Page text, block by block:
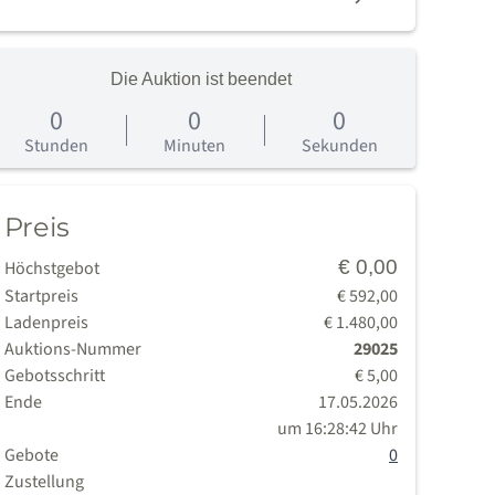
Die Auktion ist beendet
0
Stunden
0
Minuten
0
Sekunden
Preis
Höchstgebot € 0,00
Startpreis
€ 592,00
Ladenpreis
€ 1.480,00
Auktions-Nummer
29025
Gebotsschritt
€ 5,00
Ende
17.05.2026
um 16:28:42 Uhr
Gebote
0
Zustellung